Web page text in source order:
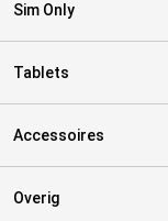
Sim Only
Tablets
Accessoires
Overig